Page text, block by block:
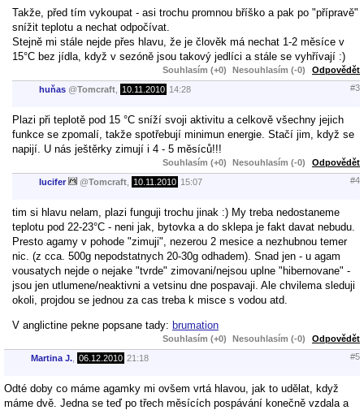
Takže, před tím vykoupat - asi trochu promnou bříško a pak po "přípravě"
snížit teplotu a nechat odpočívat.
Stejně mi stále nejde přes hlavu, že je člověk má nechat 1-2 měsíce v
15°C bez jídla, když v sezóně jsou takový jedlíci a stále se vyhřívají :)
Souhlasím (+0) Nesouhlasím (-0) Odpovědět
huňas @Tomcraft 10.11.2010 14:28 #3
Plazi při teplotě pod 15 °C sníží svoji aktivitu a celkově všechny jejich
funkce se zpomalí, takže spotřebují minimun energie. Stačí jim, když se
napijí. U nás ještěrky zimují i 4 - 5 měsíců!!!
Souhlasím (+0) Nesouhlasím (-0) Odpovědět
lucifer @Tomcraft 10.11.2010 15:07 #4
tim si hlavu nelam, plazi funguji trochu jinak :) My treba nedostaneme
teplotu pod 22-23°C - neni jak, bytovka a do sklepa je fakt davat nebudu.
Presto agamy v pohode "zimuji", nezerou 2 mesice a nezhubnou temer
nic. (z cca. 500g nepodstatnych 20-30g odhadem). Snad jen - u agam
vousatych nejde o nejake "tvrde" zimovani/nejsou uplne "hibernovane" -
jsou jen utlumene/neaktivni a vetsinu dne pospavaji. Ale chvilema sleduji
okoli, projdou se jednou za cas treba k misce s vodou atd.
V anglictine pekne popsane tady: brumation
Souhlasím (+0) Nesouhlasím (-0) Odpovědět
Martina J. 06.12.2010 21:18 #5
Odté doby co máme agamky mi ovšem vrtá hlavou, jak to udělat, když
máme dvě. Jedna se teď po třech měsících pospávání konečně vzdala a